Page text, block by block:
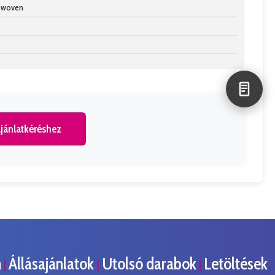
| Állásajánlatok | Utolsó darabok | Letöltések